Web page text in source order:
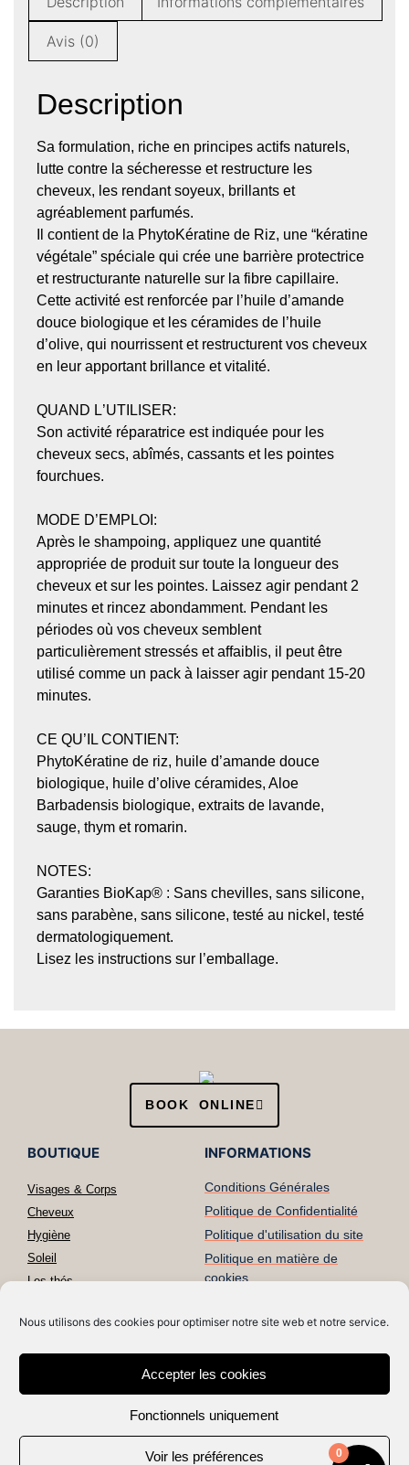
Nous utilisons des cookies pour optimiser notre site web et notre service.
Accepter les cookies
Fonctionnels uniquement
Voir les préférences
Avis (0)
Description
Sa formulation, riche en principes actifs naturels,
lutte contre la sécheresse et restructure les
cheveux, les rendant soyeux, brillants et
agréablement parfumés.
Il contient de la PhytoKératine de Riz, une “kératine
végétale” spéciale qui crée une barrière protectrice
et restructurante naturelle sur la fibre capillaire.
Cette activité est renforcée par l’huile d’amande
douce biologique et les céramides de l’huile
d’olive, qui nourrissent et restructurent vos cheveux
en leur apportant brillance et vitalité.
QUAND L’UTILISER:
Son activité réparatrice est indiquée pour les
cheveux secs, abîmés, cassants et les pointes
fourchues.
MODE D’EMPLOI:
Après le shampoing, appliquez une quantité
appropriée de produit sur toute la longueur des
cheveux et sur les pointes. Laissez agir pendant 2
minutes et rincez abondamment. Pendant les
périodes où vos cheveux semblent
particulièrement stressés et affaiblis, il peut être
utilisé comme un pack à laisser agir pendant 15-20
minutes.
CE QU’ IL CONTIENT:
PhytoKératine de riz, huile d’amande douce
biologique, huile d’olive céramides, Aloe
Barbadensis biologique, extraits de lavande,
sauge, thym et romarin.
NOTES:
Garanties BioKap® : Sans chevilles, sans silicone,
sans parabène, sans silicone, testé au nickel, testé
dermatologiquement.
Lisez les instructions sur l’emballage.
BOOK ONLINE
BOUTIQUE
Visages & Corps
Cheveux
Hygiène
Soleil
Les thés
Compléments Alimentaires
Boutique
INFORMATIONS
Conditions Générales
Politique de Confidentialité
Politique d'utilisation du site
Politique en matière de
cookies
RESTONS CONNECTES
0